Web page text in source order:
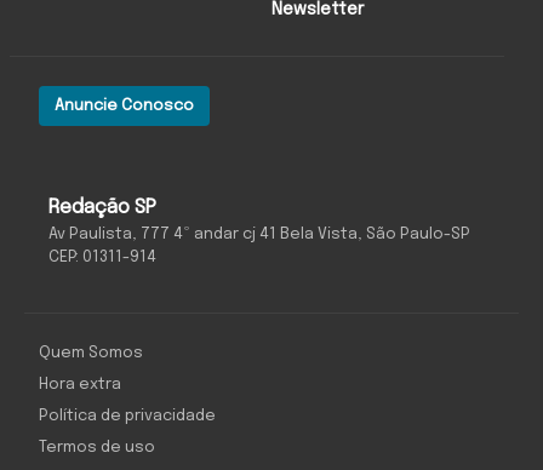
Redação SP
Av Paulista, 777 4º andar cj 41 Bela Vista, São Paulo-SP
CEP: 01311-914
Anuncie Conosco
Newsletter
Quem Somos
Hora extra
Política de privacidade
Termos de uso